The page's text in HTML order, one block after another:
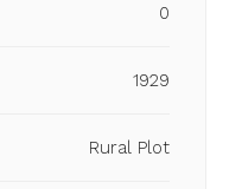
0
1929
Rural Plot